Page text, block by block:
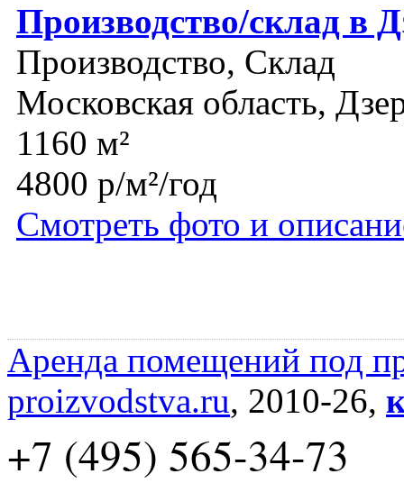
Производство/склад в
Производство, Склад
Московская область,
1160 м²
4800 р/м²/год
Смотреть фото и
Аренда помещений под
proizvodstva.ru, 2010-26,
+7 (495) 565-34-73